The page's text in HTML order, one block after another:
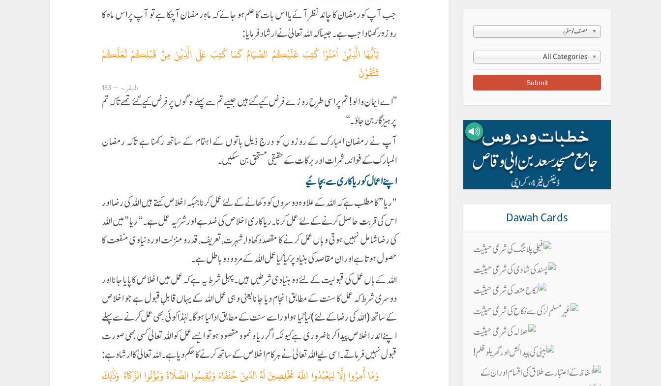
جب آپ كو رمضان كا چاند نظر آئے یا اس بات كا علم ہو جائے كہ ماهِ رمضان آچكا ہے تو آپ پر اس ماه كا
روزه رکھنا واجب ہے۔ جیسا کہ اللہ تعالیٰ نے ارشاد فرمایا:
یٓاَیُّهَا الَّذِیْنَ اٰمَنُوْا کُتِبَ عَلَیْکُمُ الصِّیَامُ کَمَا کُتِبَ عَلَی الَّذِیْنَ مِنْ قَبْلِکُمْ لَعَلَّکُمْ
تَتَّقُوْنَ
البقرۃ – 183
’’اے ایمان والو! تم پر اسی طرح روزے فرض کیے گئے ہیں جیسے تم سے پہلے لوگوں پر فرض کیے گئے تھے تاکہ تم
پرہیزگار بن جاؤ۔‘‘
آپ نے رمضان المبارک کے روزوں کو درج ذیل باتوں کے اہتمام کے ساتھ رکھنا ہے تاکہ رمضان
المبارک کے فوائد ، ثمرات اور برکات کے حقیقی مستحق بن سکیں۔
اپنے اعمال کو ریاکاری سے بچائیے
“ریا” کا مطلب ہے کہ اللہ کے علاوہ دوسروں کو دکھانے کے لئے عمل کرنا جبکہ اخلاص کہتے ہیں اللہ کی رضا اور
اس کی قربت حاصل کرنے کے لئے عمل کرنا۔ ریا کاری اخلاص کی ضد ہے اور شرکیہ عمل ہے۔ “ریا” میں اللہ
کی رضا شامل نہیں ہوتی وہاں عمل کرنے کا مقصد دکھاوا، شہرت، تعریف، قدر و منزلت اور دنیاوی منفعت کا
حصول ہوتا ہے اور ان مقاصد کی بنیاد پر کیا گیا عمل اللہ کے مردود و باطل ہے ۔
اللہ کے ہاں عمل کی قبولیت کے لئے دو بنیادی شرطیں ہیں ۔ پہلی شرط یہ ہے کہ عمل میں اخلاص کا پایا جانا اور
دوسری شرط کہ عمل کا سنت کے مطابق انجام دیا جانا یعنی وہی عمل اللہ کے یہاں قابلِ قبول ہے جو اخلاص
کے ساتھ ( اللہ کی رضا کے لئے ) کیا گیا ہو اور اسے سنت کے مطابق ادا کیا ہوگا۔ لہٰذا كوئی بھی عمل كرنے سے پہلے
اپنے اندر اخلاص پیدا كرنا ضروری ہے کیونکہ اگر ریا و نمود مقصود ہو تو ایسے عمل کو اللہ تعالی کسی بھی صورت
قبول نہیں فرماتے ۔اسی لیے اللہ تعالیٰ نے ہر کام اخلاص کے ساتھ کرنے کا حکم دیا ہے ۔ اللہ تعالیٰ کا ارشاد ہے:
وَمَا أُمِرُوا إِلَّا لِيَعْبُدُوا اللَّهَ مُخْلِصِينَ لَهُ الدِّينَ حُنَفَاءَ وَيُقِيمُوا الصَّلَاةَ وَيُؤْتُوا الزَّكَاةَ وَذَٰلِكَ
مصنف/مقرر
All Categories
Dawah Cards